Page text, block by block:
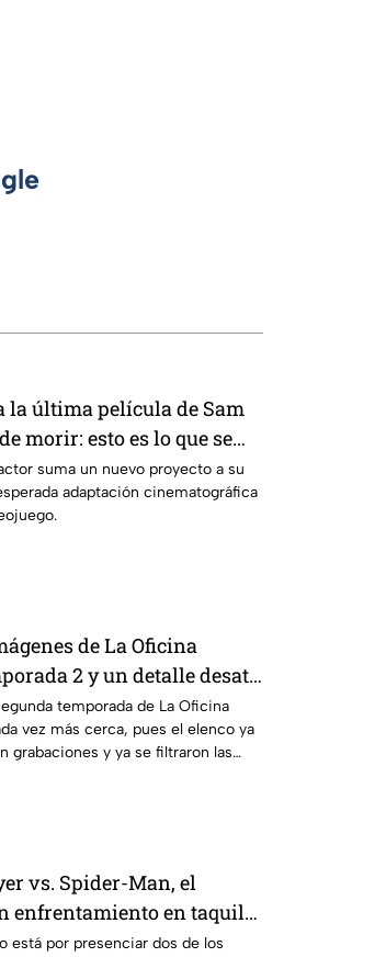
la última película de Sam
morir: esto es lo que se
suma un nuevo proyecto a su
adaptación cinematográfica
de La Oficina
2 y un detalle desata
los fanstemporada de La Oficina
vez más cerca, pues el elenco ya
grabaciones y ya se filtraron las
del set.
vs. Spider-Man, el
enfrentamiento en taquilla
está por presenciar dos de los